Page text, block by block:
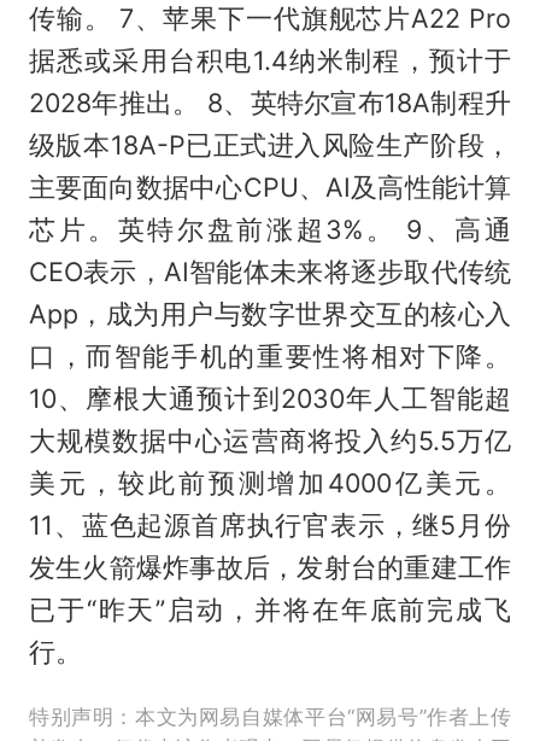
传输。 7、苹果下一代旗舰芯片A22 Pro
据悉或采用台积电1.4纳米制程，预计于
2028年推出。 8、英特尔宣布18A制程升
级版本18A-P已正式进入风险生产阶段，
主要面向数据中心CPU、AI及高性能计算
芯片。英特尔盘前涨超3%。 9、高通
CEO表示，AI智能体未来将逐步取代传统
App，成为用户与数字世界交互的核心入
口，而智能手机的重要性将相对下降。
10、摩根大通预计到2030年人工智能超
大规模数据中心运营商将投入约5.5万亿
美元，较此前预测增加4000亿美元。
11、蓝色起源首席执行官表示，继5月份
发生火箭爆炸事故后，发射台的重建工作
已于“昨天”启动，并将在年底前完成飞
行。
特别声明：本文为网易自媒体平台“网易号”作者上传